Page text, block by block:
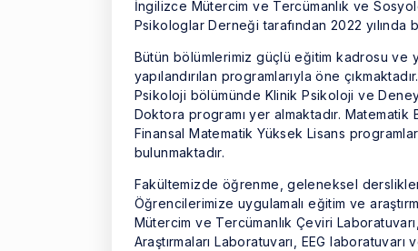
İngilizce Mütercim ve Tercümanlık ve
Psikologlar Derneği tarafından 2022 yılında
Bütün bölümlerimiz güçlü eğitim kadrosu ve
yapılandırılan programlarıyla öne
Psikoloji bölümünde Klinik Psikoloji ve
Doktora programı yer almaktadır.
Finansal Matematik Yüksek Lisans
bulunmaktadır.
Fakültemizde öğrenme, geleneksel
Öğrencilerimize uygulamalı eğitim ve
Mütercim ve Tercümanlık Çeviri
Araştırmaları Laboratuvarı, EEG